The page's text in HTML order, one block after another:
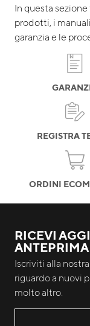
In questa
prodotti, i
garanzia e le
REGISTRA
ORDINI
RICEVI
ANTEPRIMA
Iscriviti alla
riguardo a nuovi
molto altro.